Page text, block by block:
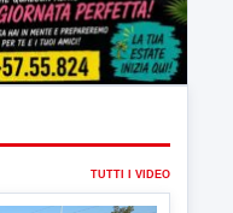
TUTTI I VIDEO